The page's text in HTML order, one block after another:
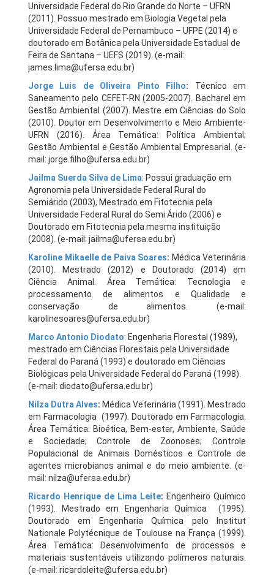
Universidade Federal do Rio Grande do Norte – UFRN
(2011). Possuo mestrado em Biologia Vegetal pela
Universidade Federal de Pernambuco – UFPE (2014) e
doutorado em Botânica pela Universidade Estadual de
Feira de Santana – UEFS (2019). (e-mail:
james.lima@ufersa.edu.br)
Jorge Luis de Oliveira Pinto Filho: Técnico em
Saneamento pelo CEFET-RN (2005-2007). Bacharel em
Gestão Ambiental (2007). Mestre em Ciências do Solo
(2010). Doutor em Desenvolvimento e Meio Ambiente-
UFRN (2016). Área Temática: Política Ambiental;
Gestão Ambiental e Gestão Ambiental Empresarial. (e-
mail: jorge.filho@ufersa.edu.br)
Jailma Suerda Silva de Lima: Possui graduação em
Agronomia pela Universidade Federal Rural do
Semiárido (2003), Mestrado em Fitotecnia pela
Universidade Federal Rural do Semi Árido (2006) e
Doutorado em Fitotecnia pela mesma instituição
(2008). (e-mail: jailma@ufersa.edu.br)
Karoline Mikaelle de Paiva Soares: Médica Veterinária
(2010). Mestrado (2012) e Doutorado (2014) em
Ciência Animal. Área Temática: Tecnologia e
processamento de alimentos e Qualidade e
conservação de alimentos. (e-mail:
karolinesoares@ufersa.edu.br)
Marco Antonio Diodato: Engenharia Florestal (1989),
mestrado em Ciências Florestais pela Universidade
Federal do Paraná (1993) e doutorado em Ciências
Biológicas pela Universidade Federal do Paraná (1998).
(e-mail: diodato@ufersa.edu.br)
Nilza Dutra Alves: Médica Veterinária (1991). Mestrado
em Farmacologia (1997). Doutorado em Farmacologia.
Área Temática: Bioética, Bem-estar, Ambiente, Saúde
e Sociedade; Controle de Zoonoses; Controle
Populacional de Animais Domésticos e Controle de
agentes microbianos animal e do meio ambiente. (e-
mail: nilza@ufersa.edu.br)
Ricardo Henrique de Lima Leite: Engenheiro Químico
(1993). Mestrado em Engenharia Química (1995).
Doutorado em Engenharia Química pelo Institut
Nationale Polytécnique de Toulouse na França (1999).
Área Temática: Desenvolvimento de processos e
materiais sustentáveis utilizando polímeros naturais.
(e-mail: ricardoleite@ufersa.edu.br)